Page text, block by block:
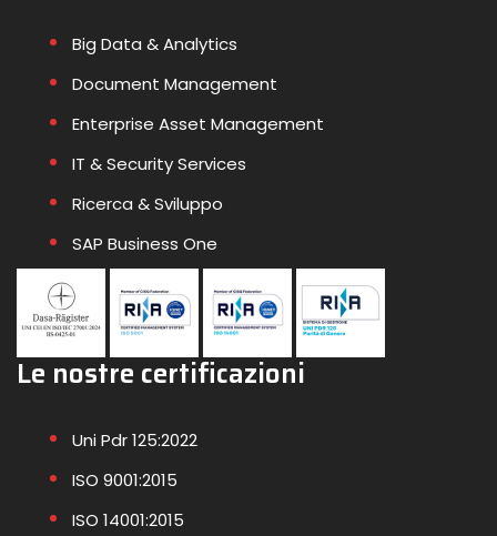
Big Data & Analytics
Document Management
Enterprise Asset Management
IT & Security Services
Ricerca & Sviluppo
SAP Business One
Le nostre certificazioni
Uni Pdr 125:2022
ISO 9001:2015
ISO 14001:2015